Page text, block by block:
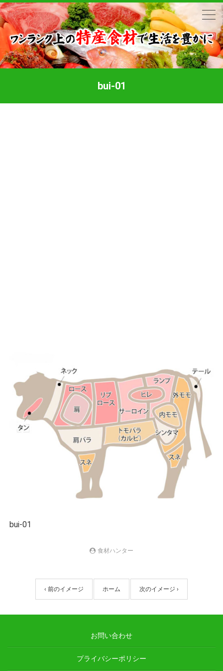
bui-01
bui-01
食材ハンター
‹ 前のイメージ ホーム 次のイメージ ›
お問い合わせ
プライバシーポリシー